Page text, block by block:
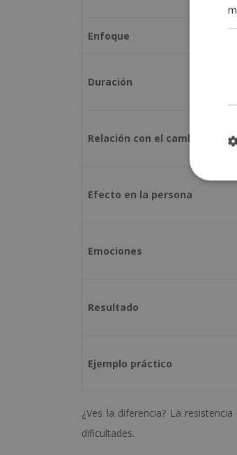
Enfoque
Duración
Relación con el cambio
Efecto en la persona
Emociones
Resultado
Ejemplo práctico
¿Ves la diferencia? La
dificultades.